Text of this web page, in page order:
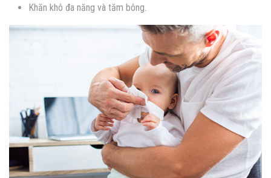
Khăn khô đa năng và tăm bông.